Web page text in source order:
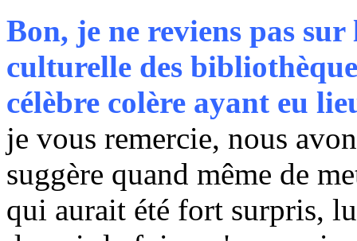
Bon, je ne reviens pas
culturelle des
célèbre colère ayant eu
je vous remercie, nous
suggère quand même de
qui aurait été fort surpris,